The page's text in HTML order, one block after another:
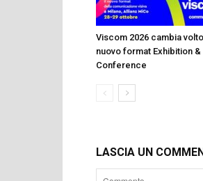
Viscom 2026 cambia
nuovo format Exhibition &
Conference
LASCIA UN